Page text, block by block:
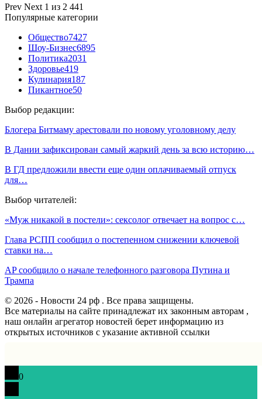
Prev Next 1 из 2 441
Популярные категории
Общество7427
Шоу-Бизнес6895
Политика2031
Здоровье419
Кулинария187
Пикантное50
Выбор редакции:
Блогера Битмаму арестовали по новому уголовному делу
В Дании зафиксирован самый жаркий день за всю историю…
В ГД предложили ввести еще один оплачиваемый отпуск
для…
Выбор читателей:
«Муж никакой в постели»: сексолог отвечает на вопрос с…
Глава РСПП сообщил о постепенном снижении ключевой
ставки на…
AP сообщило о начале телефонного разговора Путина и
Трампа
© 2026 - Новости 24 рф . Все права защищены.
Все материалы на сайте принадлежат их законным авторам ,
наш онлайн агрегатор новостей берет информацию из
открытых источников с указание активной ссылки
0